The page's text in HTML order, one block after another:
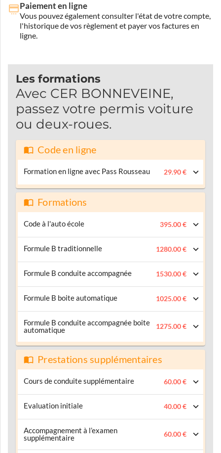
Paiement en ligne
Vous pouvez également consulter l'état de votre compte,
l'historique de vos règlement et payer vos factures en
ligne.
Les formations
Avec CER BONNEVEINE,
passez votre permis voiture
ou deux-roues.
Code en ligne
Formation en ligne avec Pass Rousseau 29.90 €
Formations
Code à l'auto école 395.00 €
Formule B traditionnelle 1280.00 €
Formule B conduite accompagnée 1530.00 €
Formule B boite automatique 1025.00 €
Formule B conduite accompagnée boite
automatique
1275.00 €
Prestations supplémentaires
Cours de conduite supplémentaire 60.00 €
Evaluation initiale 40.00 €
Accompagnement à l’examen
supplémentaire
60.00 €